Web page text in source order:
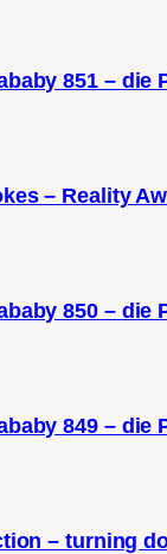
851 – die
– Reality
850 – die
849 – die
– turning